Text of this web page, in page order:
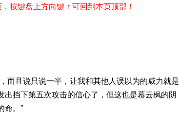
按键盘上方向键 ↑ 可回到本页顶部！
说只说一半，让我和其他人误以为的威力就是
挡下第五次攻击的信心了，但这也是慕云枫的阴
命。”